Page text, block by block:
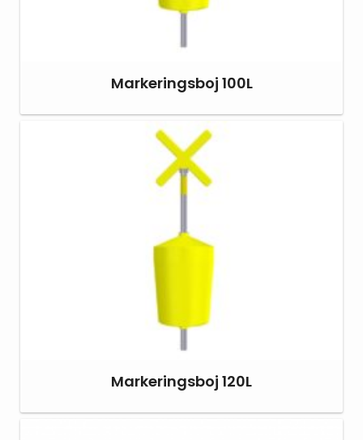
Markeringsboj 100L
Markeringsboj 120L